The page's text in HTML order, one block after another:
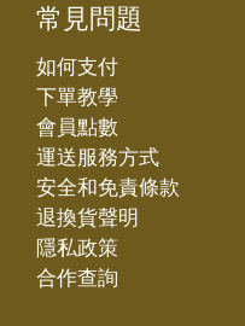
常見問題
如何支付
下單教學
會員點數
運送服務方式
安全和免責條款
退換貨聲明
隱私政策
合作查詢